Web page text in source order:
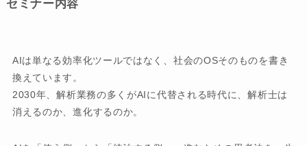
セミナー内容
AIは単なる効率化ツールではなく、社会のOSそのものを書き
換えています。
2030年、解析業務の多くがAIに代替される時代に、解析士は
消えるのか、進化するのか。